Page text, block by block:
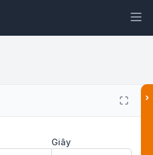
Xem trước Hẹn giờ Tiện ích
Giây
›